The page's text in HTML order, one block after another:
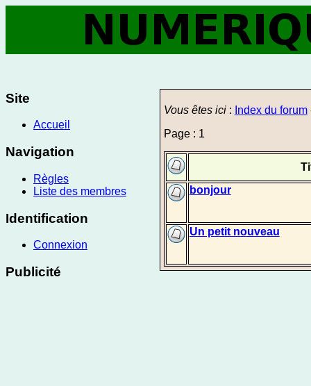
Site
Accueil
Navigation
Règles
Liste des membres
Identification
Connexion
Publicité
Vous êtes ici: Index du forum
Page : 1
bonjour
Un petit nouveau